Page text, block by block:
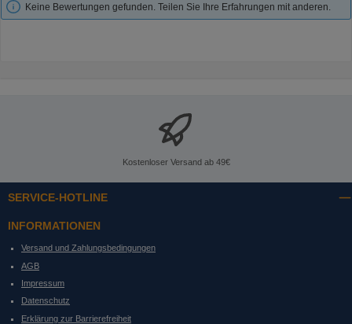
Keine Bewertungen gefunden. Teilen Sie Ihre Erfahrungen mit anderen.
Kostenloser Versand ab 49€
SERVICE-HOTLINE
INFORMATIONEN
Versand und Zahlungsbedingungen
AGB
Impressum
Datenschutz
Erklärung zur Barrierefreiheit